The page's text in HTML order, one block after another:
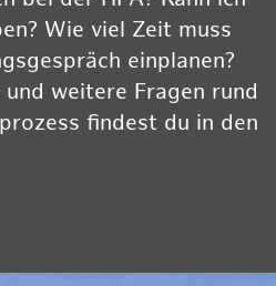
Wie viel Zeit muss
einplanen?
weitere Fragen rund
findest du in den